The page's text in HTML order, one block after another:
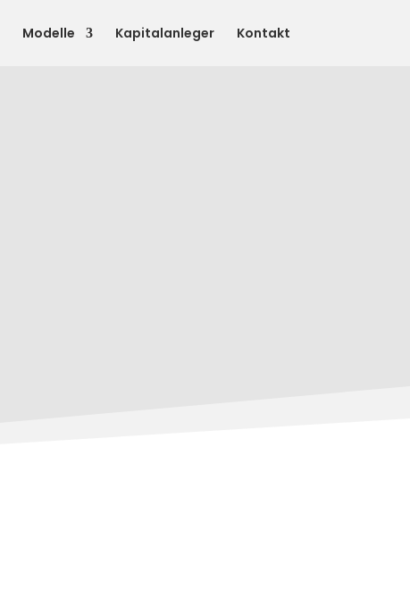
Modelle Kapitalanleger Kontakt